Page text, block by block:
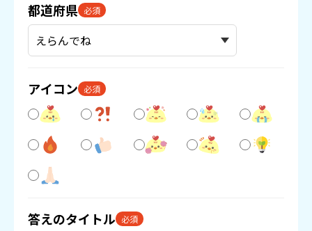
都道府県 必須
アイコン 必須
答えのタイトル 必須